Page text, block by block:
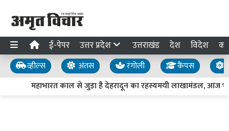
ई-पेपर उत्तर प्रदेश उत्तराखंड देश विदेश
व्हील्स अंतस रंगोली कैंपस
महाभारत काल से जुड़ा है देहरादून का रहस्यमयी लाखामंडल, आज भी